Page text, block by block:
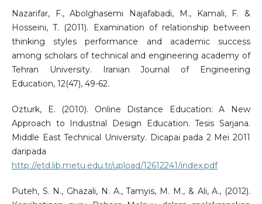
Nazarifar, F., Abolghasemi Najafabadi, M., Kamali, F. &
Hosseini, T. (2011). Examination of relationship between
thinking styles performance and academic success
among scholars of technical and engineering academy of
Tehran University. Iranian Journal of Engineering
Education, 12(47), 49-62.
Ozturk, E. (2010). Online Distance Education: A New
Approach to Industrial Design Education. Tesis Sarjana.
Middle East Technical University. Dicapai pada 2 Mei 2011
daripada
http://etd.lib.metu.edu.tr/upload/12612241/index.pdf
Puteh, S. N., Ghazali, N. A., Tamyis, M. M., & Ali, A., (2012).